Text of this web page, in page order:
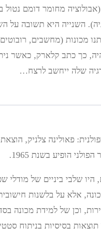
(אבולוציה מחומר דומם נטול
השנייה היא תשובה על
מכונות (מחשבים,
כך כתב קלארק, כאשר
שלה ייחשב לרצח…
פאולינה צלניק,
היו שלבי ביניים של
אלא על בלשנות
וכן של למידת מכונה
תוצאות בסיסיות בניתוח